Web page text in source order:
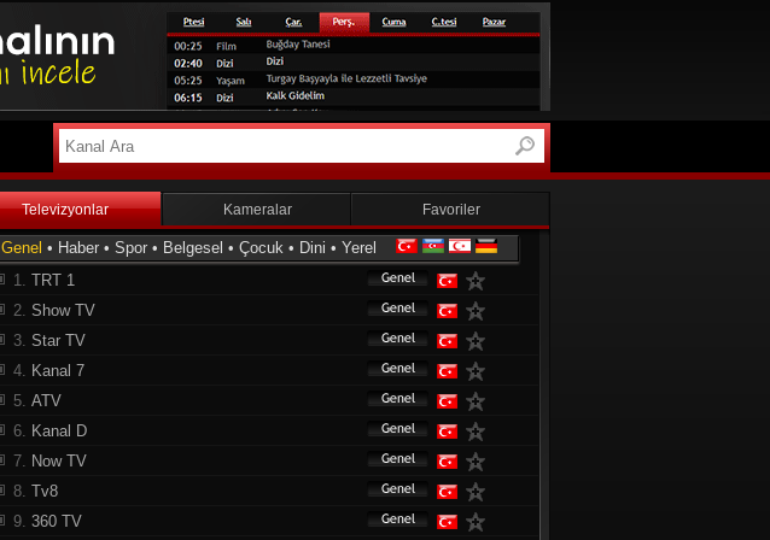
Televizyonlar Kameralar Favoriler
Genel • Haber • Spor • Belgesel • Çocuk • Dini • Yerel
1. TRT 1
2. Show TV
3. Star TV
4. Kanal 7
5. ATV
6. Kanal D
7. Now TV
8. Tv8
9. 360 TV